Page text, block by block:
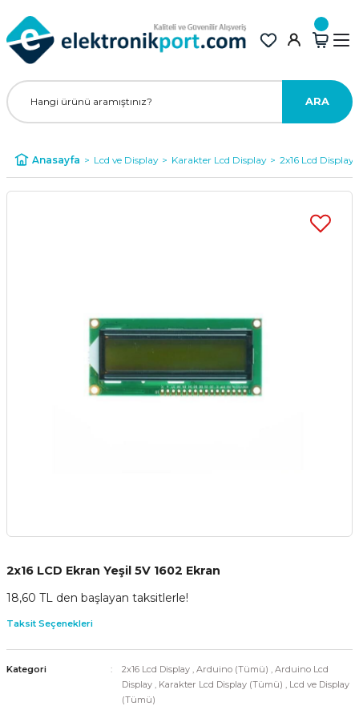
ARA
Anasayfa Lcd ve Display Karakter Lcd Display 2x16 Lcd Display
2x16 LCD Ekran Yeşil 5V 1602 Ekran
18,60 TL den başlayan taksitlerle!
Taksit Seçenekleri
Kategori 2x16 Lcd Display , Arduino (Tümü) , Arduino Lcd
Display , Karakter Lcd Display (Tümü) , Lcd ve Display
(Tümü)